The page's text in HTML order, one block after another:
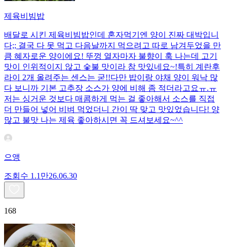
제육비빔밥
배달로 시킨 제육비빔밥인데 혼자먹기엔 양이 진짜 대박입니
다;; 결국 다 못 먹고 다음날까지 먹으려고 따로 남겨두었을 만
큼 혜자로운 양이에요! 뚜껑 열자마자 불향이 훅 나는데 고기
맛이 인위적이지 않고 숯불 맛이라 참 맛있네요~!특히 계란후
라이 2개 올려주는 센스는 굳!! ​다만 밥이랑 야채 양이 워낙 많
다 보니까 기본 고추장 소스가 양에 비해 좀 적더라고요ㅠ.ㅠ
저는 싱거운 것보다 매콤하게 먹는 걸 좋아해서 소스를 직접
더 만들어 넣어 비벼 먹었더니 간이 딱 맞고 맛있었습니다! 양
많고 불맛 나는 제육 좋아하시면 꼭 드셔보세요~^^
으앵
조회수 1.1만26.06.30
168